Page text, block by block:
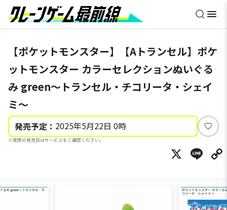
【ポケットモンスター】【Aトランセル】ポケ
ットモンスター カラーセレクションぬいぐる
み green～トランセル・チコリータ・シェイ
ミ～
発売予定： 2025年5月22日 0時
※実際の発売日はサービスをご確認ください。
い
ね
X